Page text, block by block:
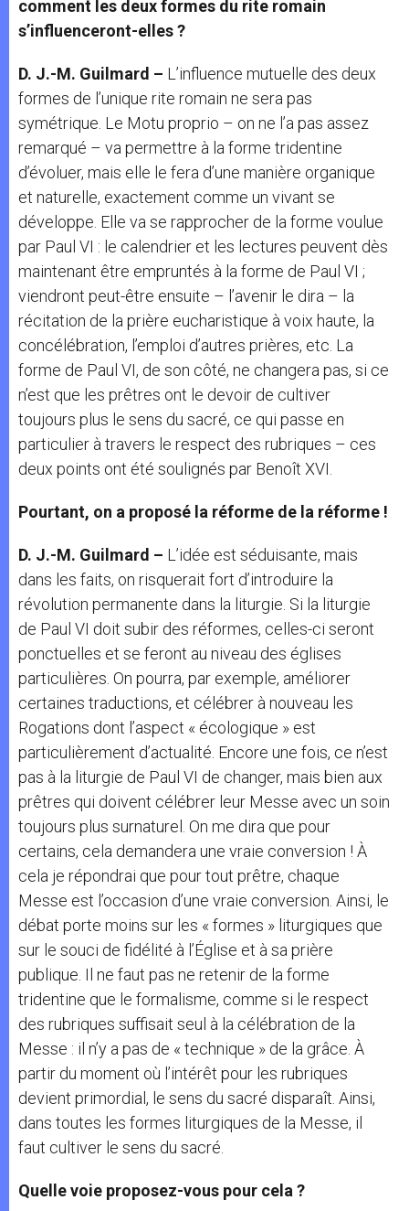
comment les deux formes du rite romain
s’influenceront-elles ?
D. J.-M. Guilmard – L’influence mutuelle des deux
formes de l’unique rite romain ne sera pas
symétrique. Le Motu proprio – on ne l’a pas assez
remarqué – va permettre à la forme tridentine
d’évoluer, mais elle le fera d’une manière organique
et naturelle, exactement comme un vivant se
développe. Elle va se rapprocher de la forme voulue
par Paul VI : le calendrier et les lectures peuvent dès
maintenant être empruntés à la forme de Paul VI ;
viendront peut-être ensuite – l’avenir le dira – la
récitation de la prière eucharistique à voix haute, la
concélébration, l’emploi d’autres prières, etc. La
forme de Paul VI, de son côté, ne changera pas, si ce
n’est que les prêtres ont le devoir de cultiver
toujours plus le sens du sacré, ce qui passe en
particulier à travers le respect des rubriques – ces
deux points ont été soulignés par Benoît XVI.
Pourtant, on a proposé la réforme de la réforme !
D. J.-M. Guilmard – L’idée est séduisante, mais
dans les faits, on risquerait fort d’introduire la
révolution permanente dans la liturgie. Si la liturgie
de Paul VI doit subir des réformes, celles-ci seront
ponctuelles et se feront au niveau des églises
particulières. On pourra, par exemple, améliorer
certaines traductions, et célébrer à nouveau les
Rogations dont l’aspect « écologique » est
particulièrement d’actualité. Encore une fois, ce n’est
pas à la liturgie de Paul VI de changer, mais bien aux
prêtres qui doivent célébrer leur Messe avec un soin
toujours plus surnaturel. On me dira que pour
certains, cela demandera une vraie conversion ! À
cela je répondrai que pour tout prêtre, chaque
Messe est l’occasion d’une vraie conversion. Ainsi, le
débat porte moins sur les « formes » liturgiques que
sur le souci de fidélité à l’Église et à sa prière
publique. Il ne faut pas ne retenir de la forme
tridentine que le formalisme, comme si le respect
des rubriques suffisait seul à la célébration de la
Messe : il n’y a pas de « technique » de la grâce. À
partir du moment où l’intérêt pour les rubriques
devient primordial, le sens du sacré disparaît. Ainsi,
dans toutes les formes liturgiques de la Messe, il
faut cultiver le sens du sacré.
Quelle voie proposez-vous pour cela ?